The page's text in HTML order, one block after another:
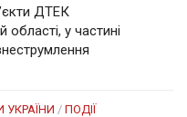
ДТЕК
області, у частині
УКРАЇНИ / ПОДІЇ